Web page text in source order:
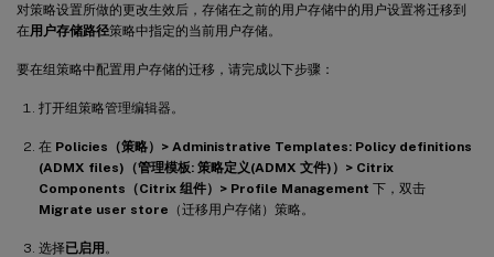
对策略设置所做的更改生效后，存储在之前的用户存储中的用户设置将迁移到
在用户存储路径策略中指定的当前用户存储。
要在组策略中配置用户存储的迁移，请完成以下步骤：
打开组策略管理编辑器。
在 Policies（策略）> Administrative Templates: Policy definitions
(ADMX files)（管理模板: 策略定义(ADMX 文件)）> Citrix
Components（Citrix 组件）> Profile Management 下，双击
Migrate user store （迁移用户存储）策略。
选择已启用 。